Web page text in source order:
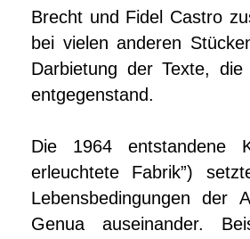
Brecht und Fidel Castro
bei vielen anderen
Darbietung der Texte,
entgegenstand.
Die 1964 entstandene
erleuchtete Fabrik”)
Lebensbedingungen der
Genua auseinander.